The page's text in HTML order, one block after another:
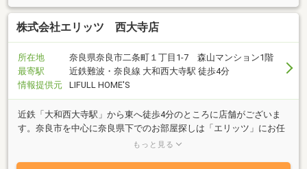
株式会社エリッツ 西大寺店
所在地
奈良県奈良市二条町１丁目1-7 森山マンション1階
最寄駅
近鉄難波・奈良線 大和西大寺駅 徒歩4分
情報提供元
LIFULL HOME'S
近鉄「大和西大寺駅」から東へ徒歩4分のところに店舗がございま
す。奈良市を中心に奈良県下でのお部屋探しは「エリッツ」にお任
せください。地元に精通した営業スタッフがピッタリのお部屋をご
もっと見る